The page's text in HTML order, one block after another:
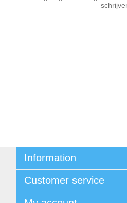
Information
Voorwaarden
Over Josephiena
Customer service